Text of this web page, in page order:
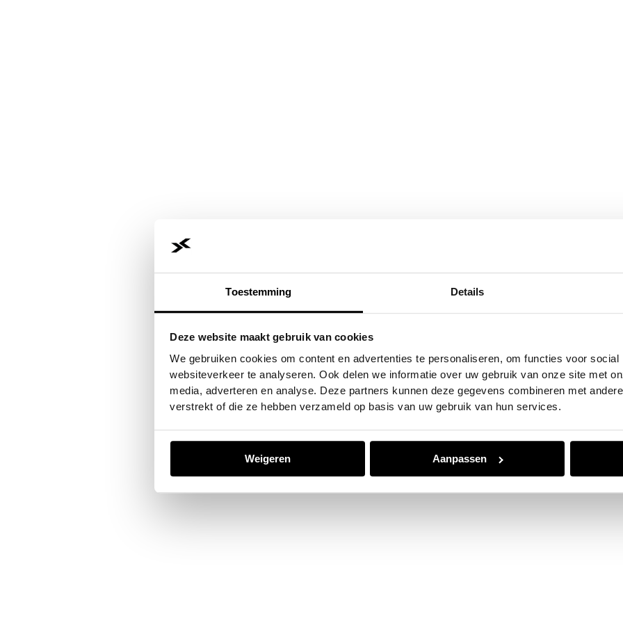
Toestemming Details
Deze website maakt gebruik van cookies
We gebruiken cookies om content en advertenties te personaliseren, om functies voor
websiteverkeer te analyseren. Ook delen we informatie over uw gebruik van onze site met
media, adverteren en analyse. Deze partners kunnen deze gegevens combineren met
verstrekt of die ze hebben verzameld op basis van uw gebruik van hun services.
Weigeren Aanpassen
Application error: aclient-side exception has occurred while loadingwww.jvk.nl(see the